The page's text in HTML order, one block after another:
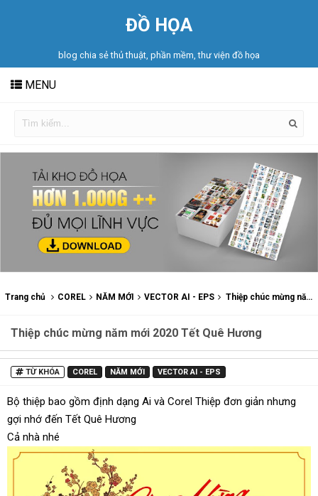
ĐỒ HỌA
blog chia sẻ thủ thuật, phần mềm, thư viện đồ họa
MENU
Trang chủ COREL NĂM MỚI VECTOR AI - EPS Thiệp chúc mừng năm mới 2020 Tết Quê Hương
Thiệp chúc mừng năm mới 2020 Tết Quê Hương
TỪ KHÓA COREL NĂM MỚI VECTOR AI - EPS
Bộ thiệp bao gồm định dạng Ai và Corel Thiệp đơn giản nhưng
gợi nhớ đến Tết Quê Hương
Cả nhà nhé